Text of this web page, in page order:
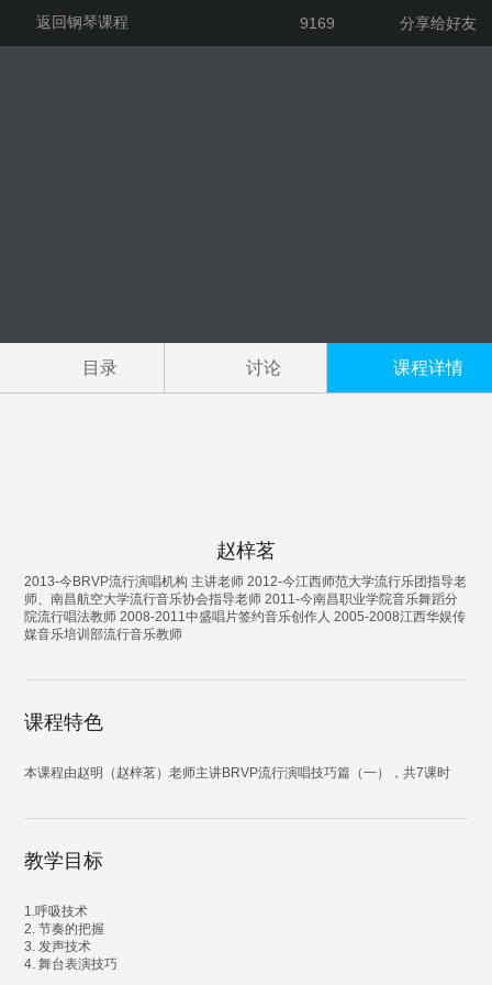
返回钢琴课程 9169 分享给好友
目录 讨论 课程详情
赵梓茗
2013-今BRVP流行演唱机构 主讲老师 2012-今江西师范大学流行乐团指导老
师、南昌航空大学流行音乐协会指导老师 2011-今南昌职业学院音乐舞蹈分
院流行唱法教师 2008-2011中盛唱片签约音乐创作人 2005-2008江西华娱传
媒音乐培训部流行音乐教师
课程特色
本课程由赵明（赵梓茗）老师主讲BRVP流行演唱技巧篇（一），共7课时
教学目标
1.呼吸技术
2. 节奏的把握
3. 发声技术
4. 舞台表演技巧